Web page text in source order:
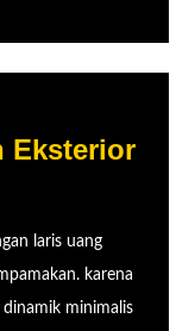
Eksterior
laris uang
karena
dinamik minimalis